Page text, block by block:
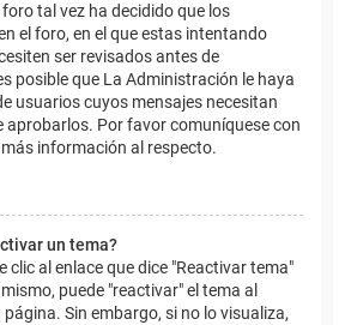
tal vez ha decidido que los
el foro, en el que estas intentando
ser revisados antes de
posible que La Administración le haya
usuarios cuyos mensajes necesitan
aprobarlos. Por favor comuníquese con
información al respecto.
un tema?
clic al enlace que dice "Reactivar tema"
puede "reactivar" el tema al
Sin embargo, si no lo visualiza,